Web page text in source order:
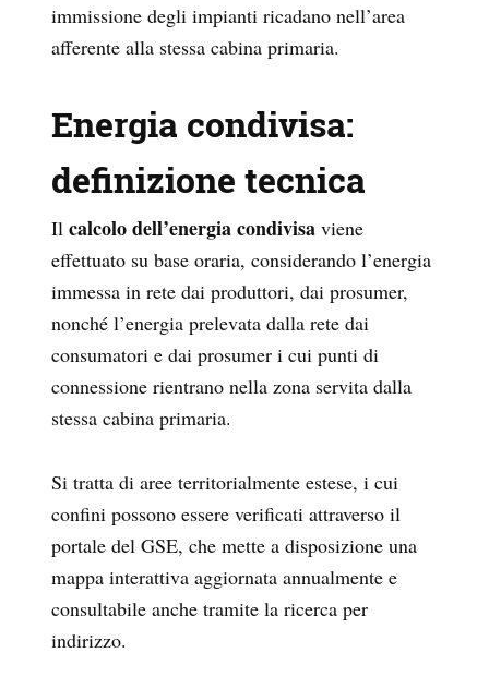
immissione degli impianti ricadano nell’area
afferente alla stessa cabina primaria.
Energia condivisa:
definizione tecnica
Il calcolo dell’energia condivisa viene
effettuato su base oraria, considerando l’energia
immessa in rete dai produttori, dai prosumer,
nonché l’energia prelevata dalla rete dai
consumatori e dai prosumer i cui punti di
connessione rientrano nella zona servita dalla
stessa cabina primaria.
Si tratta di aree territorialmente estese, i cui
confini possono essere verificati attraverso il
portale del GSE, che mette a disposizione una
mappa interattiva aggiornata annualmente e
consultabile anche tramite la ricerca per
indirizzo.